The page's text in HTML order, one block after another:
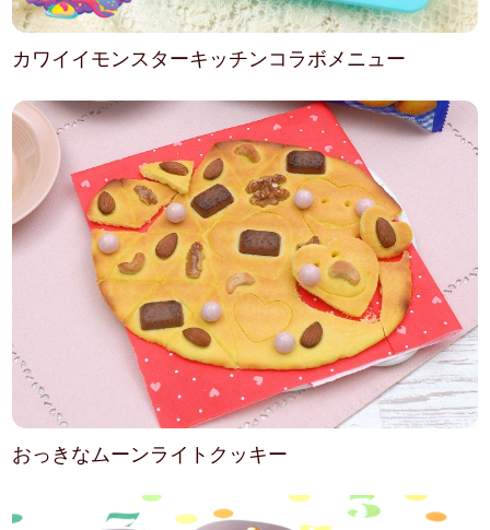
カワイイモンスターキッチンコラボメニュー
おっきなムーンライトクッキー